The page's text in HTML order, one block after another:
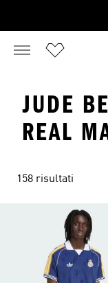
JUDE
REAL
158 risultati